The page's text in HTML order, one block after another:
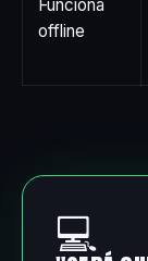
Funciona
offline
💻